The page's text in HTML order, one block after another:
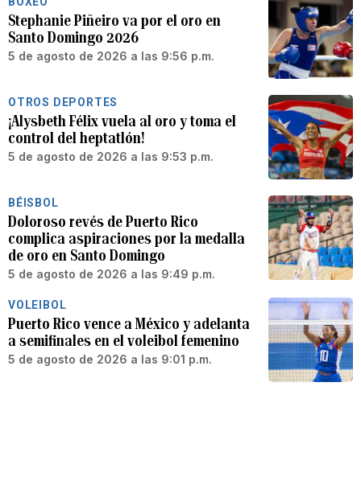
Stephanie Piñeiro va por el oro en
Santo Domingo 2026
5 de agosto de 2026 a las 9:56 p.m.
OTROS DEPORTES
¡Alysbeth Félix vuela al oro y toma el
control del heptatlón!
5 de agosto de 2026 a las 9:53 p.m.
BÉISBOL
Doloroso revés de Puerto Rico
complica aspiraciones por la medalla
de oro en Santo Domingo
5 de agosto de 2026 a las 9:49 p.m.
VOLEIBOL
Puerto Rico vence a México y adelanta
a semifinales en el voleibol femenino
5 de agosto de 2026 a las 9:01 p.m.